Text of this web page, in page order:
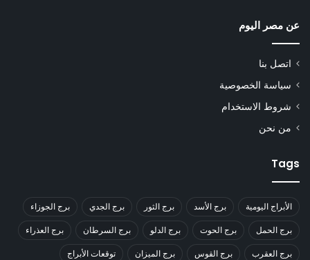
عن مصر اليوم
اتصل بنا
سياسة الخصوصية
شروط الاستخدام
من نحن
Tags
الأبراج اليومية برج الأسد برج الثور برج الجدي برج الجوزاء
برج الحمل برج الحوت برج الدلو برج السرطان برج العذراء
برج العقرب برج القوس برج الميزان توقعات الأبراج